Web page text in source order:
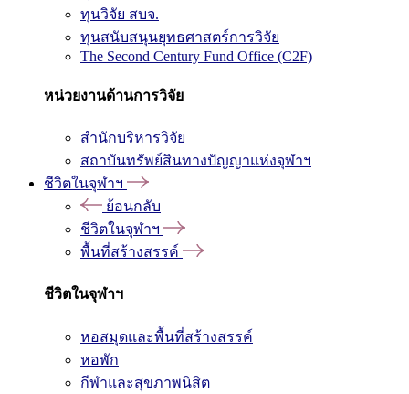
ทุนวิจัย สบจ.
ทุนสนับสนุนยุทธศาสตร์การวิจัย
The Second Century Fund Office (C2F)
หน่วยงานด้านการวิจัย
สำนักบริหารวิจัย
สถาบันทรัพย์สินทางปัญญาแห่งจุฬาฯ
ชีวิตในจุฬาฯ
ย้อนกลับ
ชีวิตในจุฬาฯ
พื้นที่สร้างสรรค์
ชีวิตในจุฬาฯ
หอสมุดและพื้นที่สร้างสรรค์
หอพัก
กีฬาและสุขภาพนิสิต